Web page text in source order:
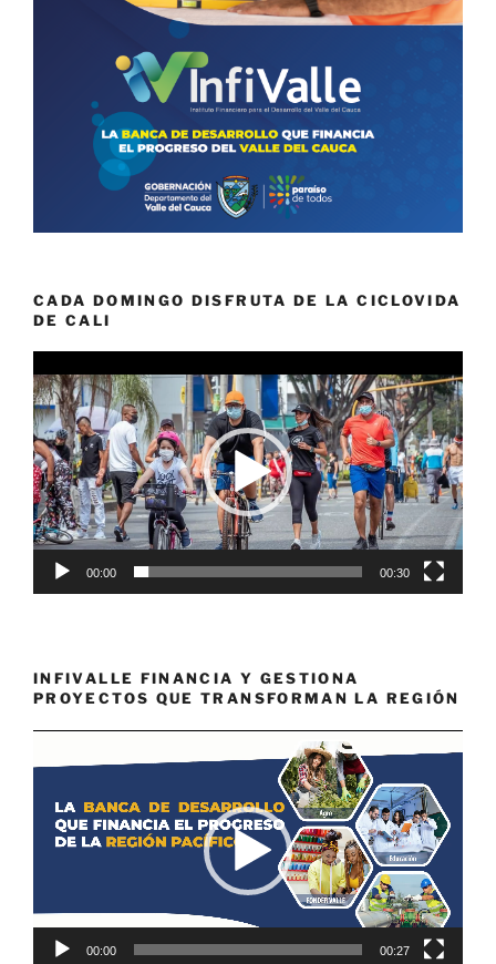
CADA DOMINGO DISFRUTA DE LA CICLOVIDA
DE CALI
de
vídeo
00:00 00:30
INFIVALLE FINANCIA Y GESTIONA
PROYECTOS QUE TRANSFORMAN LA REGIÓN
de
00:00 00:27